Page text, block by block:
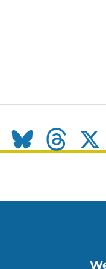
WhatsAppBluesky Threads